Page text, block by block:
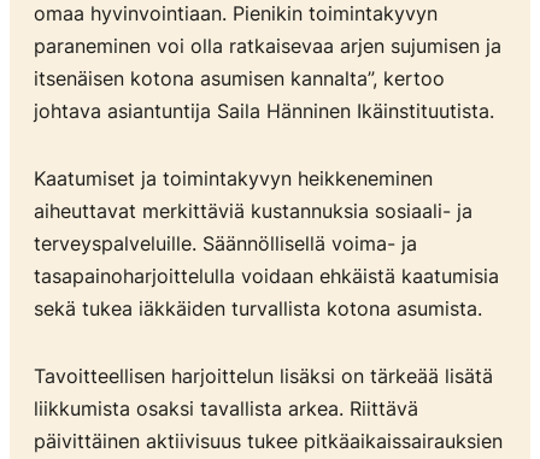
omaa hyvinvointiaan. Pienikin toimintakyvyn
paraneminen voi olla ratkaisevaa arjen sujumisen ja
itsenäisen kotona asumisen kannalta”, kertoo
johtava asiantuntija Saila Hänninen Ikäinstituutista.
Kaatumiset ja toimintakyvyn heikkeneminen
aiheuttavat merkittäviä kustannuksia sosiaali- ja
terveyspalveluille. Säännöllisellä voima- ja
tasapainoharjoittelulla voidaan ehkäistä kaatumisia
sekä tukea iäkkäiden turvallista kotona asumista.
Tavoitteellisen harjoittelun lisäksi on tärkeää lisätä
liikkumista osaksi tavallista arkea. Riittävä
päivittäinen aktiivisuus tukee pitkäaikaissairauksien